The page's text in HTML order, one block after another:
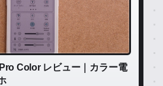
Color レビュー｜カラー電